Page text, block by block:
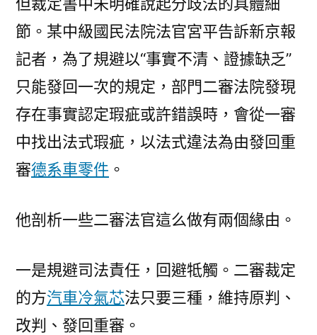
節。某中級國民法院法官宮平告訴新京報
記者，為了規避以“事實不清、證據缺乏”
只能發回一次的規定，部門二審法院發現
存在事實認定瑕疵或許錯誤時，會從一審
中找出法式瑕疵，以法式違法為由發回重
審德系車零件 。
他剖析一些二審法官這么做有兩個緣由。
一是規避司法責任，回避牴觸。二審裁定
的方汽車冷氣芯法只要三種，維持原判、
改判、發回重審。